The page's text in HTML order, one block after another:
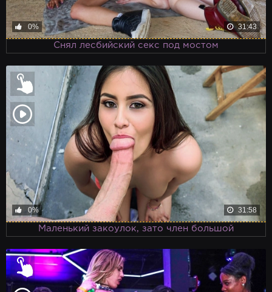
0% 31:43
Снял лесбийский секс под мостом
0% 31:58
Маленький закоулок, зато член большой